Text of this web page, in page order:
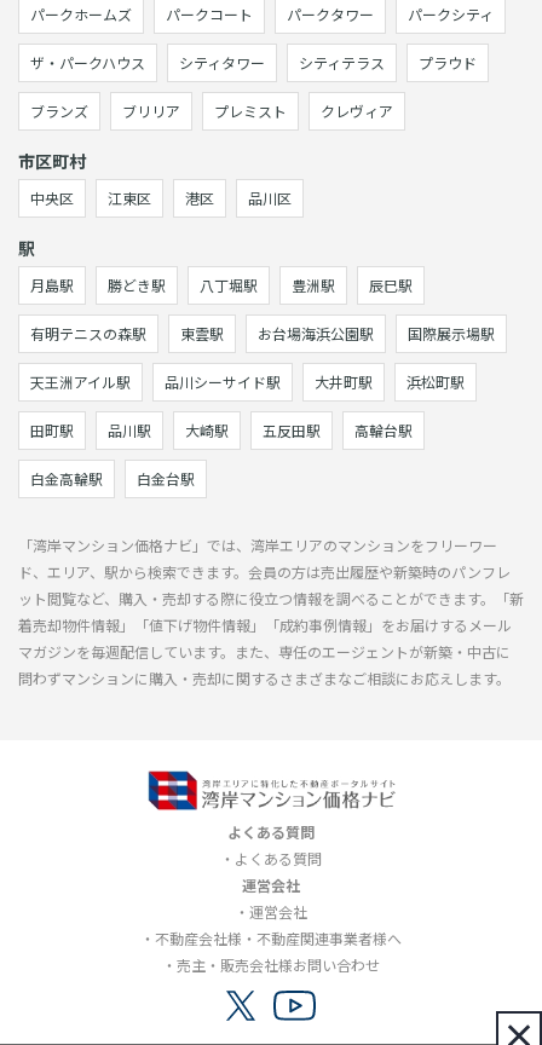
×
パークホームズ パークコート パークタワー パークシティ
ザ・パークハウス シティタワー シティテラス プラウド
ブランズ ブリリア プレミスト クレヴィア
市区町村
中央区 江東区 港区 品川区
駅
月島駅 勝どき駅 八丁堀駅 豊洲駅 辰巳駅
有明テニスの森駅 東雲駅 お台場海浜公園駅 国際展示場駅
天王洲アイル駅 品川シーサイド駅 大井町駅 浜松町駅
田町駅 品川駅 大崎駅 五反田駅 高輪台駅
白金高輪駅 白金台駅
「湾岸マンション価格ナビ」では、湾岸エリアのマンションをフリーワー
ド、エリア、駅から検索できます。会員の方は売出履歴や新築時のパンフレ
ット閲覧など、購入・売却する際に役立つ情報を調べることができます。「新
着売却物件情報」「値下げ物件情報」「成約事例情報」をお届けするメール
マガジンを毎週配信しています。また、専任のエージェントが新築・中古に
問わずマンションに購入・売却に関するさまざまなご相談にお応えします。
よくある質問
よくある質問
運営会社
運営会社
不動産会社様・不動産関連事業者様へ
売主・販売会社様お問い合わせ